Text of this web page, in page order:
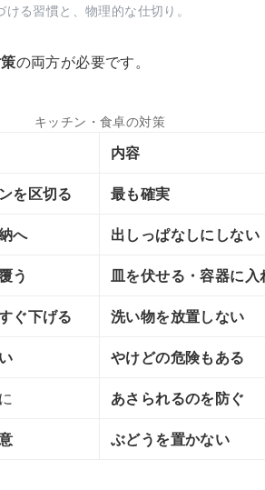
ける習慣と、物理的な仕切り。
の両方が必要です。
キッチン・食卓の対策
内容
を区切る
最も確実
へ
出しっぱなしにしない
う
皿を伏せる・容器に入
ぐ下げる
洗い物を放置しない
やけどの危険もある
あさられるのを防ぐ
ぶどうを置かない